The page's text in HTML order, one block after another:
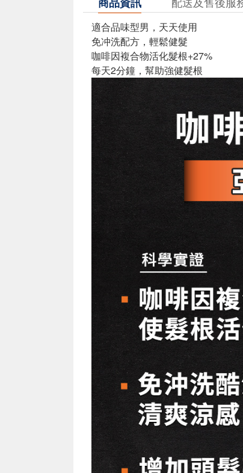
適合品味型男，天天使用
免冲洗配方，輕鬆健髮
咖啡因複合物活化髮根+27%
每天2分鐘，幫助強健髮根